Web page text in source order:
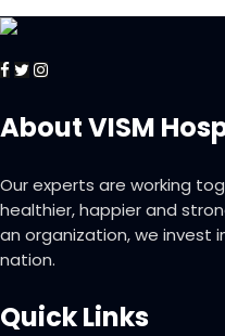
About VISM
Our experts are working
healthier, happier and
an organization, we invest
nation.
Quick Links